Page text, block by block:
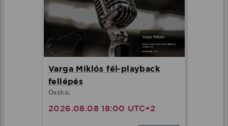
Varga Miklós fél-playback
fellépés
Oszkó,
2026.08.08 18:00 UTC+2